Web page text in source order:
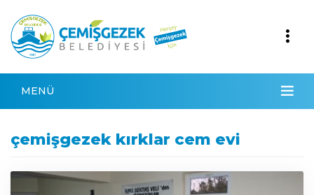
MENÜ
çemişgezek kırklar cem evi